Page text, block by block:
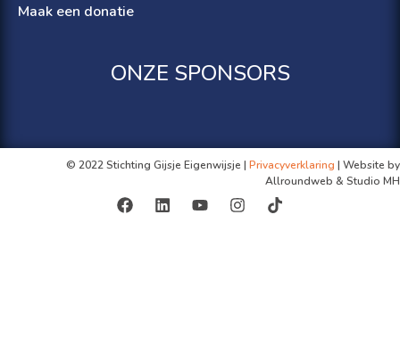
Maak een donatie
ONZE SPONSORS
© 2022 Stichting Gijsje Eigenwijsje | Privacyverklaring | Website by
Allroundweb & Studio MH